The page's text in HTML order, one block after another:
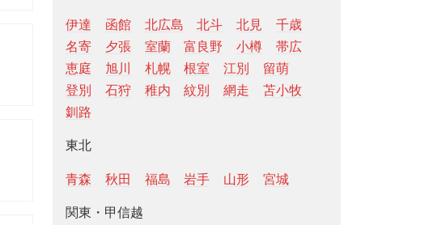
伊達 函館 北広島 北斗 北見
千歳
名寄
夕張 室蘭 富良野 小樽
帯広
恵庭
旭川 札幌 根室 江別
留萌
登別
石狩 稚内 紋別 網走
苫小牧
釧路
東北
青森 秋田 福島 岩手 山形 宮城
関東・甲信越